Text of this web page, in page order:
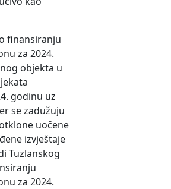
finansiranju
za 2024.
objekta u
godinu uz
se zadužuju
uočene
izvještaje
Tuzlanskog
za 2024.